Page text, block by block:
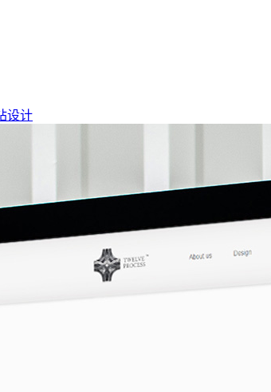
设计